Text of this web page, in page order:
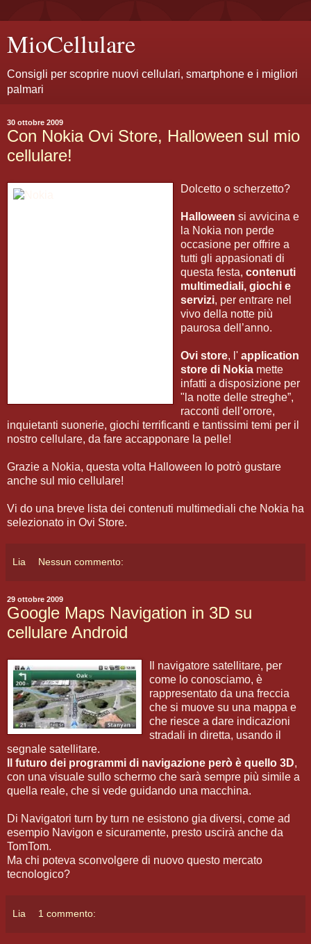
MioCellulare
Consigli per scoprire nuovi cellulari, smartphone e i migliori
palmari
30 ottobre 2009
Con Nokia Ovi Store, Halloween sul mio
cellulare!
Dolcetto o scherzetto?
Halloween si avvicina e
la Nokia non perde
occasione per offrire a
tutti gli appasionati di
questa festa, contenuti
multimediali, giochi e
servizi, per entrare nel
vivo della notte più
paurosa dell’anno.
Ovi store, l' application
store di Nokia mette
infatti a disposizione per
"la notte delle streghe”,
racconti dell’orrore,
inquietanti suonerie, giochi terrificanti e tantissimi temi per il
nostro cellulare, da fare accapponare la pelle!
Grazie a Nokia, questa volta Halloween lo potrò gustare
anche sul mio cellulare!
Vi do una breve lista dei contenuti multimediali che Nokia ha
selezionato in Ovi Store.
Lia Nessun commento:
29 ottobre 2009
Google Maps Navigation in 3D su
cellulare Android
Il navigatore satellitare, per
come lo conosciamo, è
rappresentato da una freccia
che si muove su una mappa e
che riesce a dare indicazioni
stradali in diretta, usando il
segnale satellitare.
Il futuro dei programmi di navigazione però è quello 3D,
con una visuale sullo schermo che sarà sempre più simile a
quella reale, che si vede guidando una macchina.
Di Navigatori turn by turn ne esistono gia diversi, come ad
esempio Navigon e sicuramente, presto uscirà anche da
TomTom.
Ma chi poteva sconvolgere di nuovo questo mercato
tecnologico?
Lia 1 commento: